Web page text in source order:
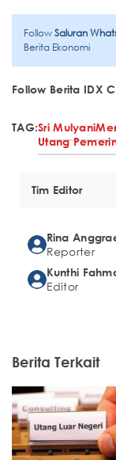
FollowSaluran
Berita Ekonomi
Follow Berita IDX
TAG:Sri Mulyani
Utang
Tim Editor
Rina
Reporter
Kunthi
Editor
Berita Terkait